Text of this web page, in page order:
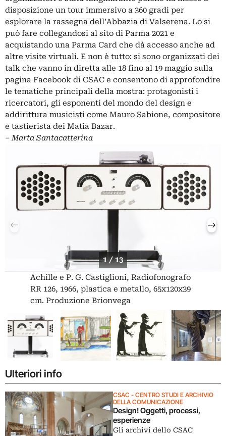
disposizione un tour immersivo a 360 gradi per
esplorare la rassegna dell’Abbazia di Valserena. Lo si
può fare collegandosi al sito di Parma 2021 e
acquistando una Parma Card che dà accesso anche ad
altre visite virtuali. E non è tutto: si sono organizzati dei
talk che vanno in diretta alle 18 fino al 19 maggio sulla
pagina Facebook di CSAC e consentono di approfondire
le tematiche principali della mostra: protagonisti i
ricercatori, gli esponenti del mondo del design e
addirittura musicisti come Mauro Sabione, compositore
e tastierista dei Matia Bazar.
‒Marta Santacatterina
1 / 13
Achille e P. G. Castiglioni, Radiofonografo
RR 126, 1966, plastica e metallo, 65x120x39
cm. Produzione Brionvega
Ulteriori info
CSAC - CENTRO STUDI E ARCHIVIO
DELLA COMUNICAZIONE
Design! Oggetti, processi,
esperienze
Gli archivi dello CSAC